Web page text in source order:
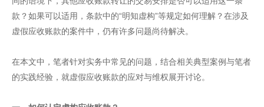
款？如果可以适用，条款中的“明知虚构”等规定如何理解？在涉及
虚假应收账款的案件中，仍有许多问题尚待解决。
在本文中，笔者针对实务中常见的问题，结合相关典型案例与笔者
的实践经验，就虚假应收账款的应对与维权展开讨论。